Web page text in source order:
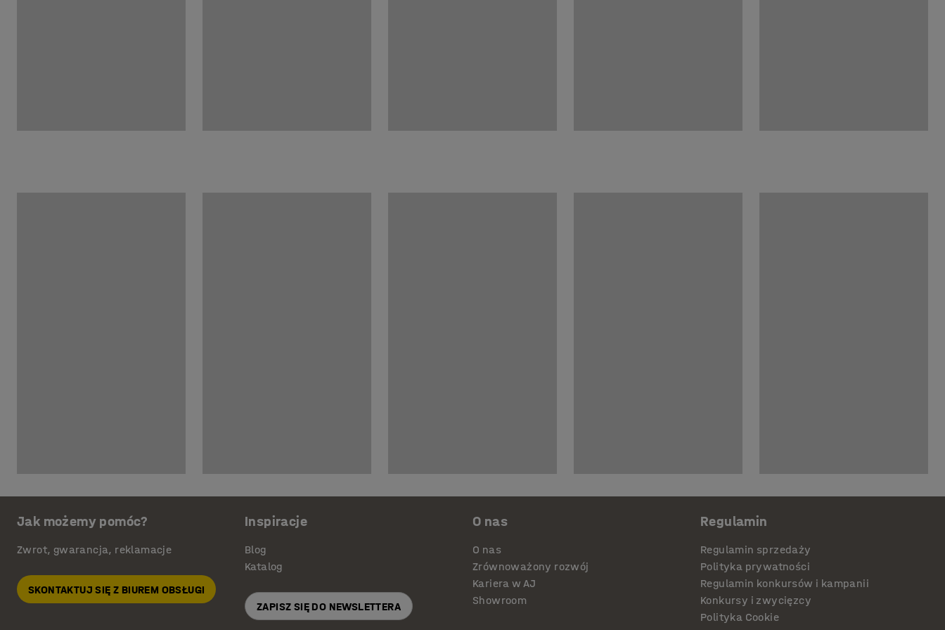
Jak możemy pomóc?
Zwrot, gwarancja, reklamacje
SKONTAKTUJ SIĘ Z BIUREM OBSŁUGI
Inspiracje
Blog
Katalog
ZAPISZ SIĘ DO NEWSLETTERA
O nas
O nas
Zrównoważony rozwój
Kariera w AJ
Showroom
Regulamin
Regulamin sprzedaży
Polityka prywatności
Regulamin konkursów i kampanii
Konkursy i zwycięzcy
Polityka Cookie